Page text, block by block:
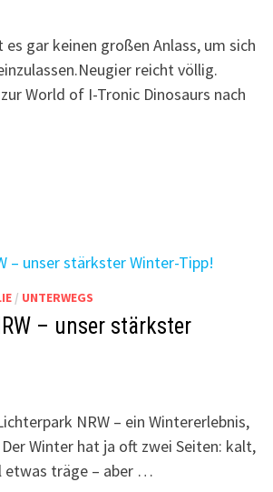
es gar keinen großen Anlass, um sich
reicht völlig.
World of I-Tronic Dinosaurs nach
/ UNTERWEGS
– unser stärkster
NRW – ein Wintererlebnis,
Winter hat ja oft zwei Seiten: kalt,
etwas träge – aber …